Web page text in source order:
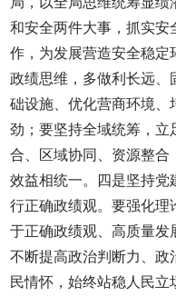
和安全两件大事，抓实安
作，为发展营造安全稳定
政绩思维，多做利长远、
础设施、优化营商环境、
劲；要坚持全域统筹，立
合、区域协同、资源整合
效益相统一。四是坚持党
行正确政绩观。要强化理
于正确政绩观、高质量发
不断提高政治判断力、政
民情怀，始终站稳人民立